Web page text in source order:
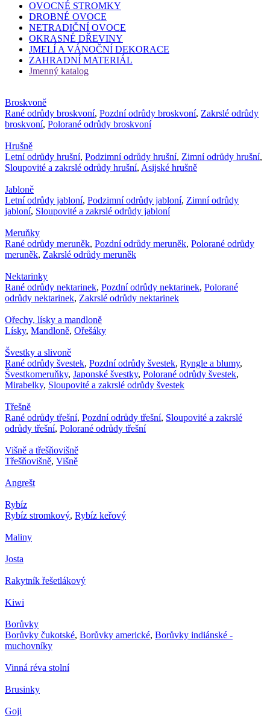
OVOCNÉ STROMKY
DROBNÉ OVOCE
NETRADIČNÍ OVOCE
OKRASNÉ DŘEVINY
JMELÍ A VÁNOČNÍ DEKORACE
ZAHRADNÍ MATERIÁL
Jmenný katalog
Broskvoně
Rané odrůdy broskvoní, Pozdní odrůdy broskvoní, Zakrslé odrůdy
broskvoní, Polorané odrůdy broskvoní
Hrušně
Letní odrůdy hrušní, Podzimní odrůdy hrušní, Zimní odrůdy hrušní,
Sloupovité a zakrslé odrůdy hrušní, Asijské hrušně
Jabloně
Letní odrůdy jabloní, Podzimní odrůdy jabloní, Zimní odrůdy
jabloní, Sloupovité a zakrslé odrůdy jabloní
Meruňky
Rané odrůdy meruněk, Pozdní odrůdy meruněk, Polorané odrůdy
meruněk, Zakrslé odrůdy meruněk
Nektarinky
Rané odrůdy nektarinek, Pozdní odrůdy nektarinek, Polorané
odrůdy nektarinek, Zakrslé odrůdy nektarinek
Ořechy, lísky a mandloně
Lísky, Mandloně, Ořešáky
Švestky a slivoně
Rané odrůdy švestek, Pozdní odrůdy švestek, Ryngle a blumy,
Švestkomeruňky, Japonské švestky, Polorané odrůdy švestek,
Mirabelky, Sloupovité a zakrslé odrůdy švestek
Třešně
Rané odrůdy třešní, Pozdní odrůdy třešní, Sloupovité a zakrslé
odrůdy třešní, Polorané odrůdy třešní
Višně a třešňovišně
Třešňovišně, Višně
Angrešt
Rybíz
Rybíz stromkový, Rybíz keřový
Maliny
Josta
Rakytník řešetlákový
Kiwi
Borůvky
Borůvky čukotské, Borůvky americké, Borůvky indiánské -
muchovníky
Vinná réva stolní
Brusinky
Goji